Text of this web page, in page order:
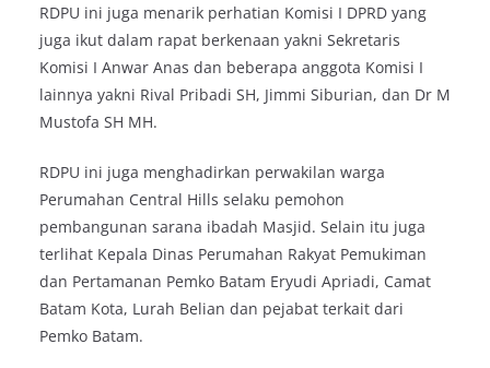
RDPU ini juga menarik perhatian Komisi I DPRD yang
juga ikut dalam rapat berkenaan yakni Sekretaris
Komisi I Anwar Anas dan beberapa anggota Komisi I
lainnya yakni Rival Pribadi SH, Jimmi Siburian, dan Dr M
Mustofa SH MH.
RDPU ini juga menghadirkan perwakilan warga
Perumahan Central Hills selaku pemohon
pembangunan sarana ibadah Masjid. Selain itu juga
terlihat Kepala Dinas Perumahan Rakyat Pemukiman
dan Pertamanan Pemko Batam Eryudi Apriadi, Camat
Batam Kota, Lurah Belian dan pejabat terkait dari
Pemko Batam.